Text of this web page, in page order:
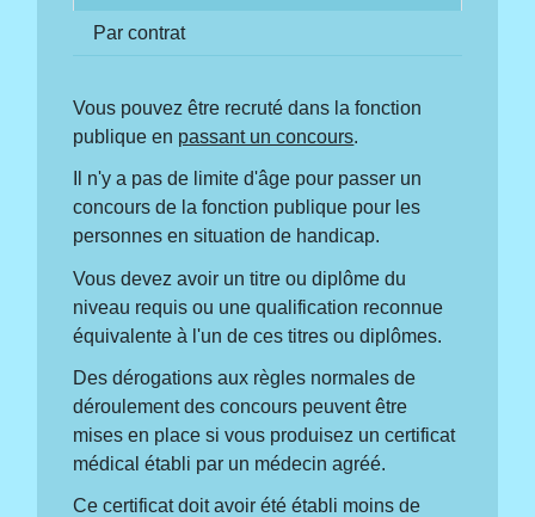
Par contrat
Vous pouvez être recruté dans la fonction
publique en passant un concours.
Il n'y a pas de limite d'âge pour passer un
concours de la fonction publique pour les
personnes en situation de handicap.
Vous devez avoir un titre ou diplôme du
niveau requis ou une qualification reconnue
équivalente à l'un de ces titres ou diplômes.
Des dérogations aux règles normales de
déroulement des concours peuvent être
mises en place si vous produisez un certificat
médical établi par un médecin agréé.
Ce certificat doit avoir été établi moins de